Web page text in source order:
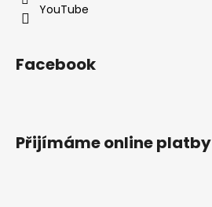
YouTube
Facebook
Přijímáme online platby